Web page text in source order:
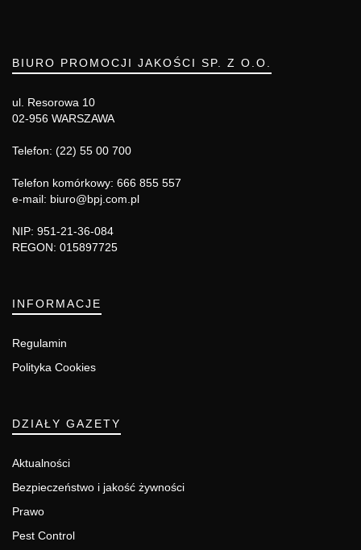
BIURO PROMOCJI JAKOŚCI SP. Z O.O.
ul. Resorowa 10
02-956 WARSZAWA
Telefon: (22) 55 00 700
Telefon komórkowy: 666 855 557
e-mail: biuro@bpj.com.pl
NIP: 951-21-36-084
REGON: 015897725
INFORMACJE
Regulamin
Polityka Cookies
DZIAŁY GAZETY
Aktualności
Bezpieczeństwo i jakość żywności
Prawo
Pest Control